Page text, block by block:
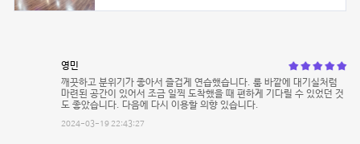
영민
깨끗하고 분위기가 좋아서 즐겁게 연습했습니다. 룸 바깥에 대기실처럼
마련된 공간이 있어서 조금 일찍 도착했을 때 편하게 기다릴 수 있었던 것
도 좋았습니다. 다음에 다시 이용할 의향 있습니다.
2024-03-19 22:43:27